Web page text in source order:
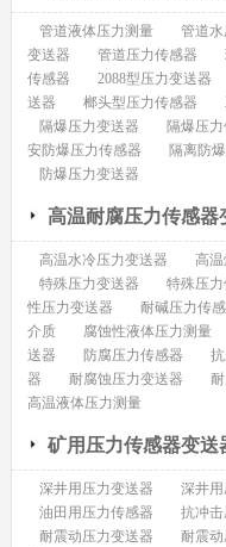
管道液体压力测量 管道
变送器
管道压力传感器
传感器
2088型压力变送器
送器
榔头型压力传感器
隔爆压力变送器
隔爆压
安防爆压力传感器
隔离防
防爆压力变送器
高温耐腐压力传感器
高温水冷压力变送器 高
特殊压力变送器
特殊压
性压力变送器
耐碱压力传
介质
腐蚀性液体压力测量
送器
防腐压力传感器
器
耐腐蚀压力变送器
高温液体压力测量
矿用压力传感器变送
深井用压力变送器 深井
油田用压力传感器
抗冲
耐震动压力变送器
耐震